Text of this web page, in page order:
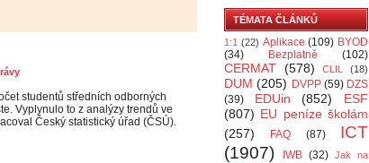
studentů středních odborných
Vyplynulo to z analýzy trendů ve
Český statistický úřad (ČSÚ).
TÉMATA ČLÁNKŮ
1:1 (22) Aplikace (109) BYOD
(34)
Bezplatně (102)
CERMAT (578) CLIL (18)
DUM (205) DVPP (59) DZS
(39)
EDUin (852)
ESF
(807) EU peníze školám
(257)
FAQ (87)
ICT
(1907)
IWB (32) Jak na